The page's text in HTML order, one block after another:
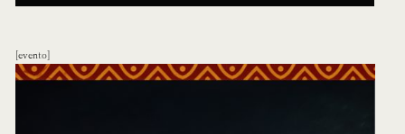
evento